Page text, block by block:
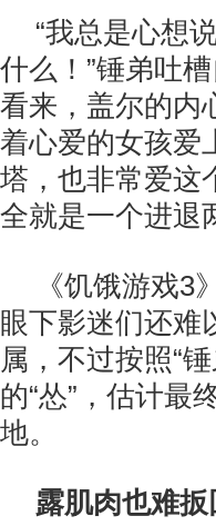
“我总是心想
什么！”锤弟吐
看来，盖尔的内
着心爱的女孩爱
塔，也非常爱这
全就是一个进退
《饥饿游戏
眼下影迷们还难
属，不过按照“
的“怂”，估计最
地。
露肌肉也难